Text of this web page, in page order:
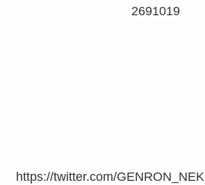
2691019
https://twitter.com/